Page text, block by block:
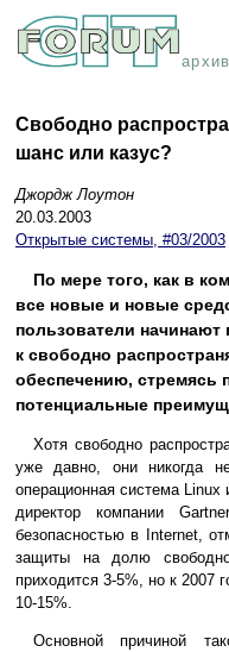
архив
Свободно
шанс или казус?
Джордж Лоутон
20.03.2003
Открытые системы, #03/2003
По мере того, как в
все новые и новые
пользователи
к свободно
обеспечению, стремясь
потенциальные
Хотя свободно
уже давно, они никогда
операционная система
директор компании
безопасностью в Internet,
защиты на долю свободно
приходится 3-5%, но к 2007
10-15%.
Основной причиной